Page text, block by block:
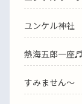
ユンケル神社
熱海五郎一座♬
すみません〜